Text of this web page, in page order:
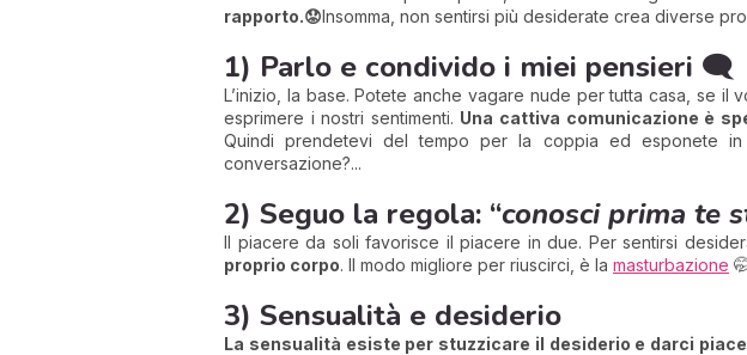
rapporto.😟Insomma, non sentirsi più desiderate crea diverse
1) Parlo e condivido i miei pensieri 🗨️
L’inizio, la base. Potete anche vagare nude per tutta casa, se
esprimere i nostri sentimenti. Una cattiva comunicazione è
Quindi prendetevi del tempo per la coppia ed esponete
conversazione?...
2) Seguo la regola: “conosci prima te
Il piacere da soli favorisce il piacere in due. Per sentirsi
proprio corpo. Il modo migliore per riuscirci, è la masturbazione
3) Sensualità e desiderio
La sensualità esiste per stuzzicare il desiderio e darci